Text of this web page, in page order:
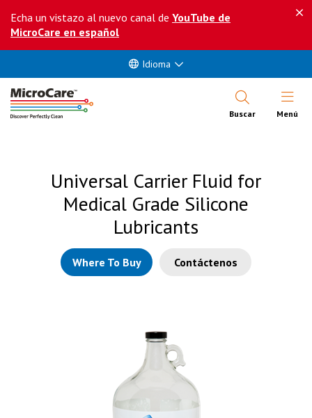
Echa un vistazo al nuevo canal de YouTube de
MicroCare en español
Idioma
Buscar Abrir
Menú
Universal Carrier Fluid for
Medical Grade Silicone
Lubricants
Where To Buy Contáctenos